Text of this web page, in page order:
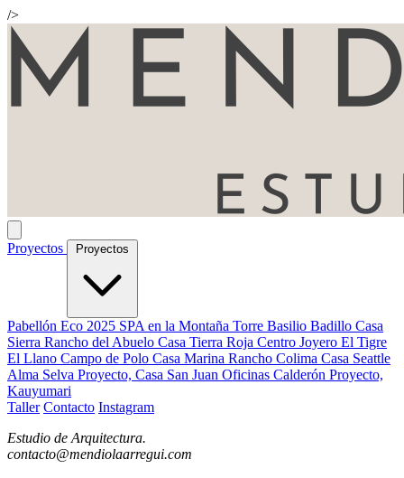
/>
Proyectos
Pabellón Eco 2025 SPA en la Montaña Torre Basilio Badillo Casa
Sierra Rancho del Abuelo Casa Tierra Roja Centro Joyero El Tigre
El Llano Campo de Polo Casa Marina Rancho Colima Casa Seattle
Alma Selva Proyecto, Casa San Juan Oficinas Calderón Proyecto,
Kauyumari
Taller Contacto Instagram
Estudio de Arquitectura.
contacto@mendiolaarregui.com